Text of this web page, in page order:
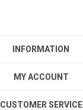
INFORMATION
MY ACCOUNT
CUSTOMER SERVICE